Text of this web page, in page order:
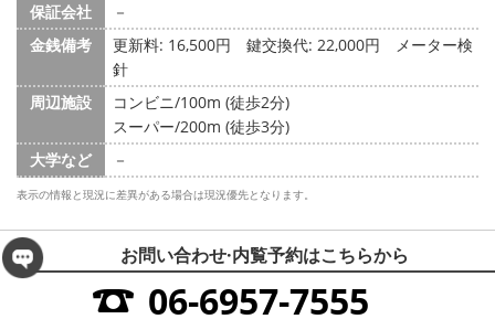
保証会社
－
金銭備考
更新料: 16,500円 鍵交換代: 22,000円
メーター検
針
周辺施設
コンビニ/100m (徒歩2分)
スーパー/200m (徒歩3分)
大学など
－
表示の情報と現況に差異がある場合は現況優先となります。
お問い合わせ·内覧予約はこちらから
06-6957-7555